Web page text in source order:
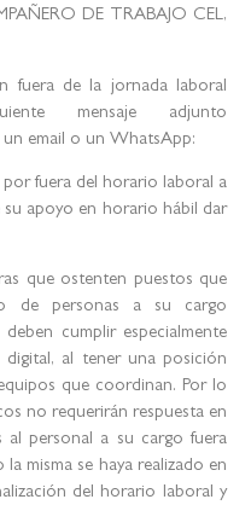
DE TRABAJO CEL,
fuera de la jornada laboral
mensaje adjunto
un email o un WhatsApp:
por fuera del horario laboral a
apoyo en horario hábil dar
que ostenten puestos que
de personas a su cargo
cumplir especialmente
al tener una posición
que coordinan. Por lo
no requerirán respuesta en
al personal a su cargo fuera
misma se haya realizado en
del horario laboral y